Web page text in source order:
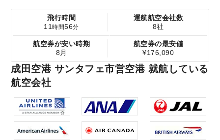
飛行時間
11時間56分
運航航空会社数
8社
航空券が安い時期
8月
航空券の最安値
¥176,090
成田空港 サンタフェ市営空港 就航している
航空会社